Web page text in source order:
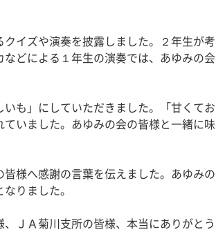
イズや演奏を披露しました。２年生が
どによる１年生の演奏では、あゆみの
も」にしていただきました。「甘くて
いました。あゆみの会の皆様と一緒に
様へ感謝の言葉を伝えました。あゆみ
りました。
ＪＡ菊川支所の皆様、本当にありがとう